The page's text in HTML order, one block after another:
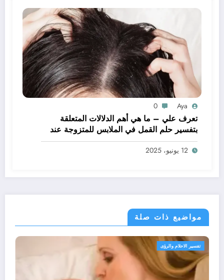
Aya
0
تعرف علي – ما هي أهم الدلالات المتعلقة
بتفسير حلم القمل في الملابس للمتزوجة عند
ابن سيرين؟ – بالتفصيل
12 يونيو، 2025
مواضيع ذات صلة